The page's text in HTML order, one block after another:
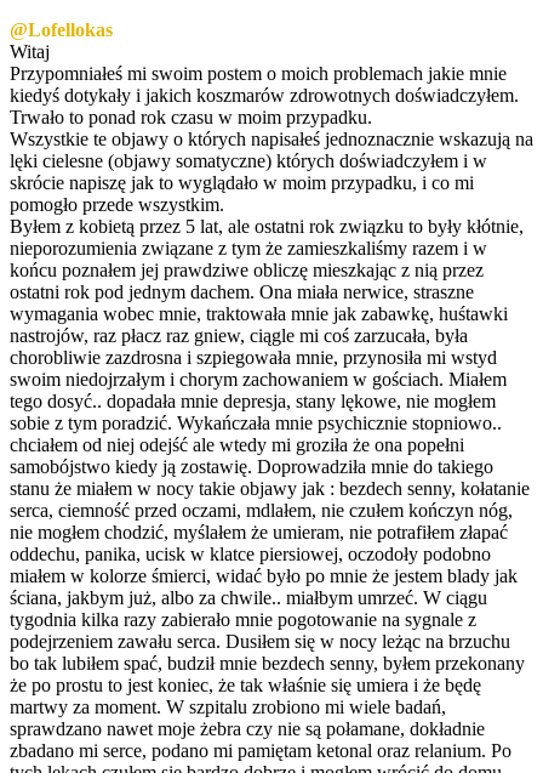
@Lofellokas
Witaj
Przypomniałeś mi swoim postem o moich problemach jakie mnie
kiedyś dotykały i jakich koszmarów zdrowotnych doświadczyłem.
Trwało to ponad rok czasu w moim przypadku.
Wszystkie te objawy o których napisałeś jednoznacznie wskazują na
lęki cielesne (objawy somatyczne) których doświadczyłem i w
skrócie napiszę jak to wyglądało w moim przypadku, i co mi
pomogło przede wszystkim.
Byłem z kobietą przez 5 lat, ale ostatni rok związku to były kłótnie,
nieporozumienia związane z tym że zamieszkaliśmy razem i w
końcu poznałem jej prawdziwe obliczę mieszkając z nią przez
ostatni rok pod jednym dachem. Ona miała nerwice, straszne
wymagania wobec mnie, traktowała mnie jak zabawkę, huśtawki
nastrojów, raz płacz raz gniew, ciągle mi coś zarzucała, była
chorobliwie zazdrosna i szpiegowała mnie, przynosiła mi wstyd
swoim niedojrzałym i chorym zachowaniem w gościach. Miałem
tego dosyć.. dopadała mnie depresja, stany lękowe, nie mogłem
sobie z tym poradzić. Wykańczała mnie psychicznie stopniowo..
chciałem od niej odejść ale wtedy mi groziła że ona popełni
samobójstwo kiedy ją zostawię. Doprowadziła mnie do takiego
stanu że miałem w nocy takie objawy jak : bezdech senny, kołatanie
serca, ciemność przed oczami, mdlałem, nie czułem kończyn nóg,
nie mogłem chodzić, myślałem że umieram, nie potrafiłem złapać
oddechu, panika, ucisk w klatce piersiowej, oczodoły podobno
miałem w kolorze śmierci, widać było po mnie że jestem blady jak
ściana, jakbym już, albo za chwile.. miałbym umrzeć. W ciągu
tygodnia kilka razy zabierało mnie pogotowanie na sygnale z
podejrzeniem zawału serca. Dusiłem się w nocy leżąc na brzuchu
bo tak lubiłem spać, budził mnie bezdech senny, byłem przekonany
że po prostu to jest koniec, że tak właśnie się umiera i że będę
martwy za moment. W szpitalu zrobiono mi wiele badań,
sprawdzano nawet moje żebra czy nie są połamane, dokładnie
zbadano mi serce, podano mi pamiętam ketonal oraz relanium. Po